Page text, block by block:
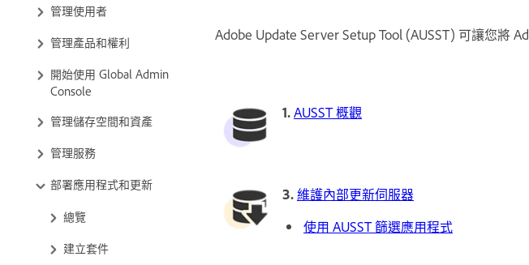
管理使用者
管理產品和權利
開始使用 Global Admin
Console
管理儲存空間和資產
管理服務
部署應用程式和更新
總覽
建立套件
Adobe Update Server Setup Tool (AUSST) 可讓您將
1.AUSST 概觀
3.維護內部更新伺服器
使用 AUSST 篩選應用程式